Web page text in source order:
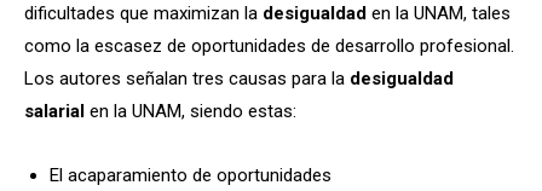
dificultades que maximizan la desigualdad en la UNAM, tales
como la escasez de oportunidades de desarrollo profesional.
Los autores señalan tres causas para la desigualdad
salarial en la UNAM, siendo estas:
El acaparamiento de oportunidades